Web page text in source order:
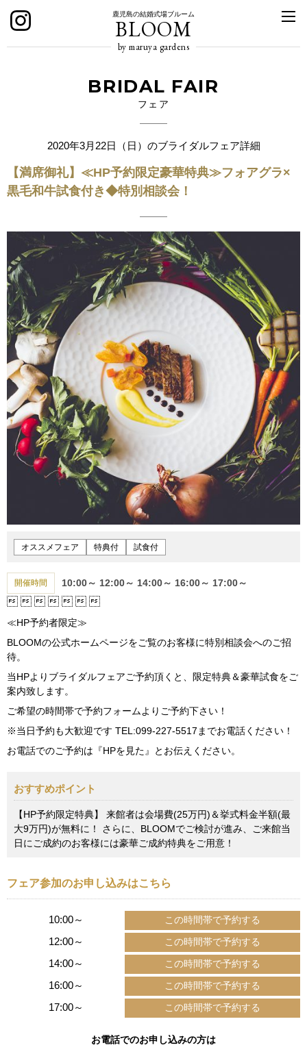
鹿児島の結婚式場ブルーム
BLOOM
by maruya gardens
BRIDAL FAIR
フェア
2020年3月22日（日）のブライダルフェア詳細
【満席御礼】≪HP予約限定豪華特典≫フォアグラ×
黒毛和牛試食付き◆特別相談会！
オススメフェア 特典付 試食付
開催時間 10:00～ 12:00～ 14:00～ 16:00～ 17:00～
≪HP予約者限定≫
BLOOMの公式ホームページをご覧のお客様に特別相談会へのご招
待。
当HPよりブライダルフェアご予約頂くと、限定特典＆豪華試食をご
案内致します。
ご希望の時間帯で予約フォームよりご予約下さい！
※当日予約も大歓迎です TEL:099-227-5517までお電話ください！
お電話でのご予約は『HPを見た』とお伝えください。
おすすめポイント
【HP予約限定特典】 来館者は会場費(25万円)＆挙式料金半額(最
大9万円)が無料に！ さらに、BLOOMでご検討が進み、ご来館当
日にご成約のお客様には豪華ご成約特典をご用意！
フェア参加のお申し込みはこちら
10:00～
12:00～
14:00～
16:00～
17:00～
お電話でのお申し込みの方は